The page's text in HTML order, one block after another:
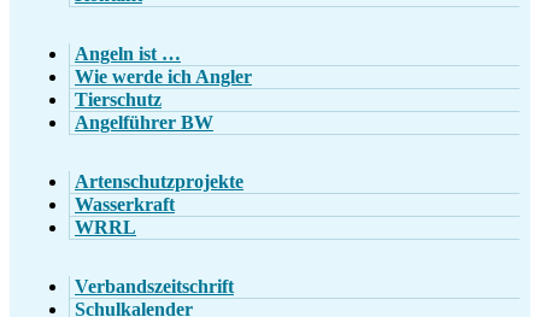
Angeln ist …
Wie werde ich Angler
Tierschutz
Angelführer BW
Artenschutzprojekte
Wasserkraft
WRRL
Verbandszeitschrift
Schulkalender